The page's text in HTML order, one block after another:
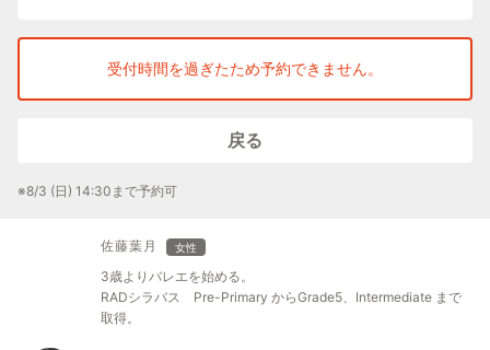
受付時間を過ぎたため予約できません。
戻る
※8/3 (日) 14:30まで予約可
佐藤葉月 女性
3歳よりバレエを始める。
RADシラバス Pre-Primary からGrade5、Intermediate まで
取得。